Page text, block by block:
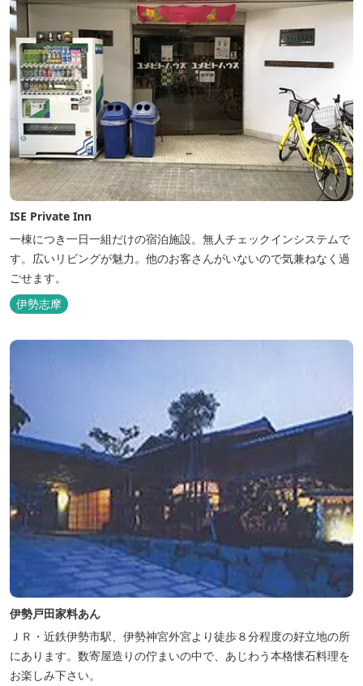
ISE Private Inn
一棟につき一日一組だけの宿泊施設。無人チェックインシステムで
す。広いリビングが魅力。他のお客さんがいないので気兼ねなく過
ごせます。
伊勢志摩
伊勢戸田家料あん
ＪＲ・近鉄伊勢市駅、伊勢神宮外宮より徒歩８分程度の好立地の所
にあります。数寄屋造りの佇まいの中で、あじわう本格懐石料理を
お楽しみ下さい。